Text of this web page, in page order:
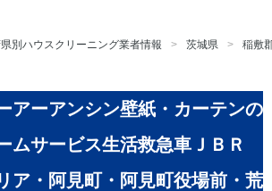
別ハウスクリーニング業者情報 茨城県 稲敷
アーアンシン壁紙・カーテンの
ムサービス生活救急車ＪＢＲ
ア・阿見町・阿見町役場前・荒